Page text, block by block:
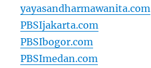
yayasandharmawanita.com
PBSIjakarta.com
PBSIbogor.com
PBSImedan.com